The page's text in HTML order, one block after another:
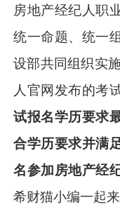
房地产经纪人职
统一命题、统一
设部共同组织实
人官网发布的考
试报名学历要求
合学历要求并满
名参加房地产经
希财猫小编一起